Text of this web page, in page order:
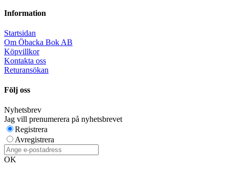
Information
Startsidan
Om Öbacka Bok AB
Köpvillkor
Kontakta oss
Returansökan
Följ oss
Nyhetsbrev
Jag vill prenumerera på nyhetsbrevet
Registrera
Avregistrera
OK